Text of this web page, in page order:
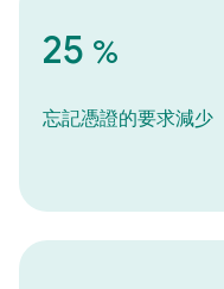
25 %
忘記憑證的要求減少